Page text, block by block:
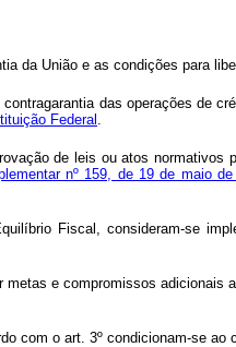
da União e as condições para
das operações de
Federal .
de leis ou atos
nº 159, de 19 de maio de
Fiscal, consideram-se
e compromissos
com o art. 3º condicionam-se ao